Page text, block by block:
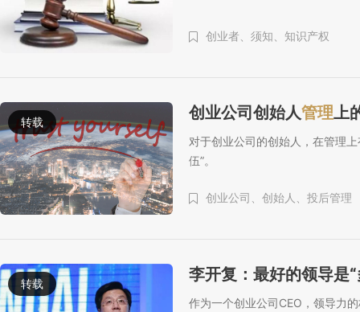
创业者、 须知、 知识产权
转载 创业公司创始人管理上
对于创业公司的创始人，在管理
伍”。
创业公司、 创始人、 投后管理
转载 李开复：最好的领导是
作为一个创业公司CEO，领导力